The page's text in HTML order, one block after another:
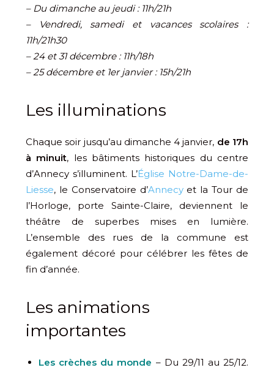
– Du dimanche au jeudi : 11h/21h
– Vendredi, samedi et vacances scolaires :
11h/21h30
– 24 et 31 décembre : 11h/18h
– 25 décembre et 1er janvier : 15h/21h
Les illuminations
Chaque soir jusqu’au dimanche 4 janvier, de 17h
à minuit, les bâtiments historiques du centre
d’Annecy s’illuminent. L’Église Notre-Dame-de-
Liesse, le Conservatoire d’Annecyet la Tour de
l’Horloge, porte Sainte-Claire, deviennent le
théâtre de superbes mises en lumière.
L’ensemble des rues de la commune est
également décoré pour célébrer les fêtes de
fin d’année.
Les animations
importantes
Les crèches du monde – Du 29/11 au 25/12.